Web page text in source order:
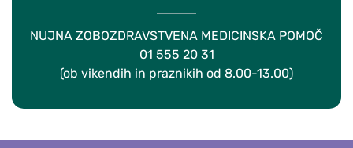
NUJNA ZOBOZDRAVSTVENA MEDICINSKA POMOČ
01 555 20 31
(ob vikendih in praznikih od 8.00-13.00)